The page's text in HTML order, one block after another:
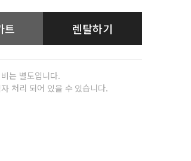
트 렌탈하기
는 별도입니다.
처리 되어 있을 수 있습니다.